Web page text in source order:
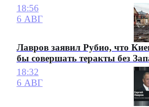
18:56
6 АВГ
Лавров заявил Рубио, что
бы совершать теракты без
18:32
6 АВГ